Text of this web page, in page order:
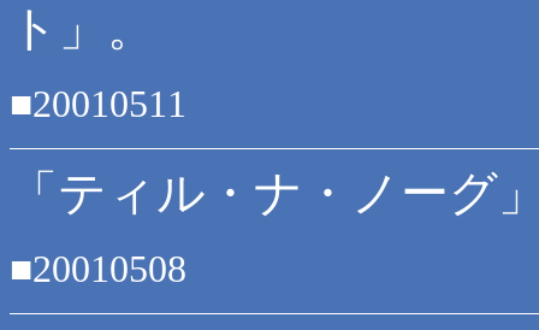
ト」。
■20010511
「ティル・ナ・ノーグ
■20010508